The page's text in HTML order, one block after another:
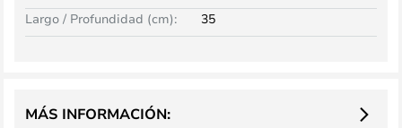
Largo / Profundidad (cm):
35
MÁS INFORMACIÓN: